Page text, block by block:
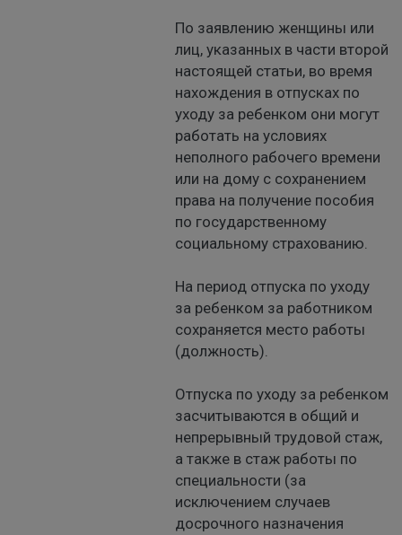
По заявлению женщины или
лиц, указанных в части второй
настоящей статьи, во время
нахождения в отпусках по
уходу за ребенком они могут
работать на условиях
неполного рабочего времени
или на дому с сохранением
права на получение пособия
по государственному
социальному страхованию.
На период отпуска по уходу
за ребенком за работником
сохраняется место работы
(должность).
Отпуска по уходу за ребенком
засчитываются в общий и
непрерывный трудовой стаж,
а также в стаж работы по
специальности (за
исключением случаев
досрочного назначения